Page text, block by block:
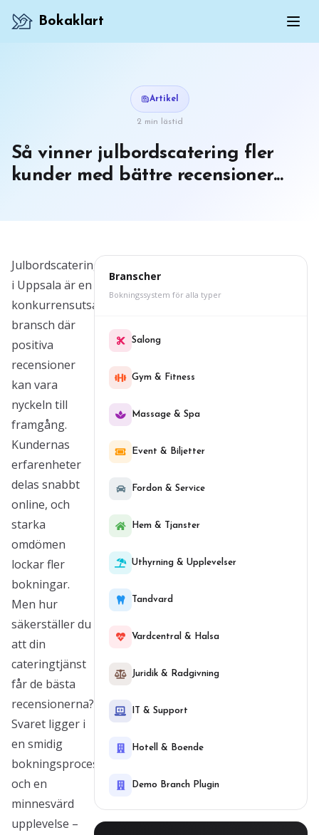
Bokaklart
Artikel
2 min lästid
Så vinner julbordscatering fler
kunder med bättre recensioner...
Julbordscatering
i Uppsala är en
konkurrensutsatt
bransch där
positiva
recensioner
kan vara
nyckeln till
framgång.
Kundernas
erfarenheter
delas snabbt
online, och
starka
omdömen
lockar fler
bokningar.
Men hur
säkerställer du
att din
cateringtjänst
får de bästa
recensionerna?
Svaret ligger i
en smidig
bokningsprocess
och en
minnesvärd
upplevelse –
Branscher
Bokningssystem för alla typer
Salong
Gym & Fitness
Massage & Spa
Event & Biljetter
Fordon & Service
Hem & Tjanster
Uthyrning & Upplevelser
Tandvard
Vardcentral & Halsa
Juridik & Radgivning
IT & Support
Hotell & Boende
Demo Branch Plugin